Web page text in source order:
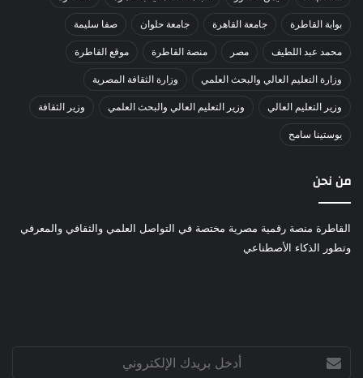
بوابة القاطرة جامعة القاهرة جامعة حلوان صفا سليمة
محمد عبد اللطيف مصر منصة القاطرة موقع القاطرة
وزارة التعليم العالي والبحث العلمي وزارة الثقافة المصرية
وزير التعليم العالي وزير التعليم العالي والبحث العلمي وزير الثقافة
يوستينا سامح
من نحن
القاطرة منصة رقمية مصرية مختصة في التواصل العلمي والثقافي والمعرفي
وتطور الذكاء الأصطناعي
بريدك